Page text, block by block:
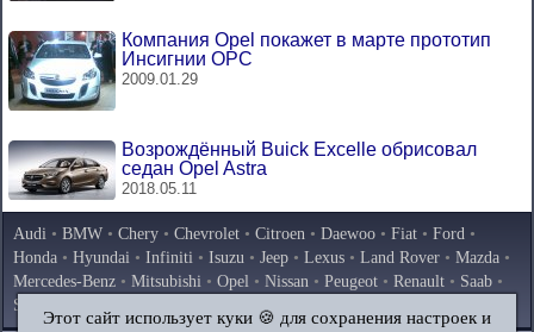
Компания Opel покажет в марте прототип
Инсигнии OPC
2009.01.29
Возрождённый Buick Excelle обрисовал
седан Opel Astra
2018.05.11
Audi • BMW • Chery • Chevrolet • Citroen • Daewoo • Fiat • Ford •
Honda • Hyundai • Infiniti • Isuzu • Jeep • Lexus • Land Rover • Mazda •
Mercedes-Benz • Mitsubishi • Opel • Nissan • Peugeot • Renault • Saab •
Skoda
Volkswagen
Этот сайт использует куки 🍪 для сохранения настроек и